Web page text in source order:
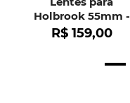
Holbrook 55mm -
OO9102
R$ 159,00